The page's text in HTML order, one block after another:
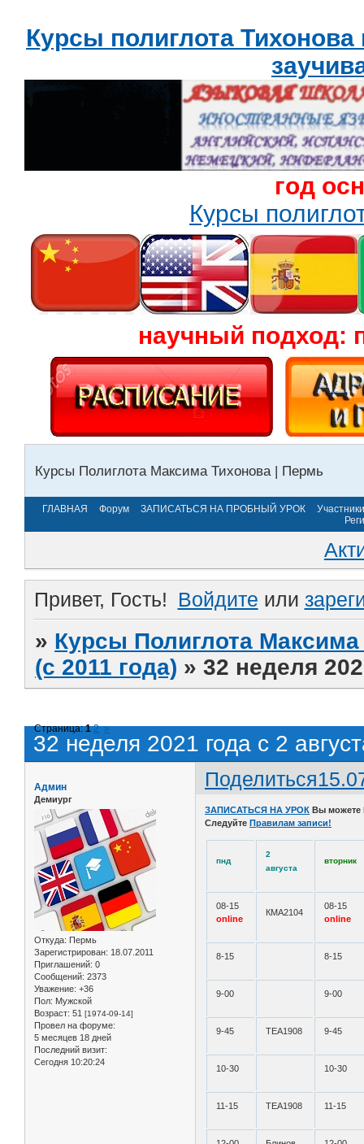
Курсы полиглота
год
Курсы
научный подход:
Курсы Полиглота Максима Тихонова | Пермь
ГЛАВНАЯ Форум ЗАПИСАТЬСЯ НА ПРОБНЫЙ УРОК
Участники
Привет, Гость! Войдите или
» Курсы Полиглота
(с 2011 года) »32 неделя
32 неделя 2021 года с 2
Страница:1 2 »
Поделиться
Админ
Демиург
Откуда: Пермь
Зарегистрирован: 18.07.2011
Приглашений: 0
Сообщений: 2373
Уважение: +36
Пол: Мужской
Возраст: 51 [1974-09-14]
Провел на форуме:
5 месяцев 18 дней
Последний визит:
Сегодня 10:20:24
ЗАПИСАТЬСЯ НА УРОК Вы
Следуйте Правилам записи!
пнд
2
августа
вторник
08-15
online
КМА2104
08-15
online
8-15 8-15
9-00 9-00
9-45 ТЕА1908 9-45
10-30 10-30
11-15 ТЕА1908 11-15